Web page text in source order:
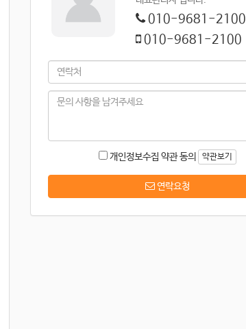
010-9681-2100
010-9681-2100
개인정보수집 약관 동의 약관보기
연락요청